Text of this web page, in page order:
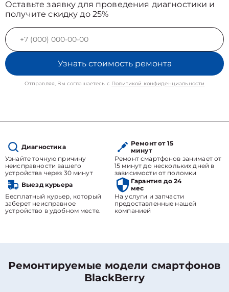
Оставьте заявку для проведения диагностики и
получите скидку до 25%
Узнать стоимость ремонта
Отправляя, Вы соглашаетесь с Политикой конфиденциальности
Диагностика
Узнайте точную причину
неисправности вашего
устройства через 30 минут
Ремонт от 15
минут
Ремонт смартфонов занимает от
15 минут до нескольких дней в
зависимости от поломки
Выезд курьера
Бесплатный курьер, который
заберет неисправное
устройство в удобном месте.
Гарантия до 24
мес
На услуги и запчасти
предоставленные нашей
компанией
Ремонтируемые модели смартфонов
BlackBerry